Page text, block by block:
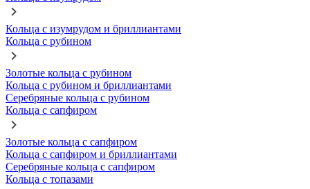
Кольца с изумрудом и бриллиантами
Кольца с рубином
Золотые кольца с рубином
Кольца с рубином и бриллиантами
Серебряные кольца с рубином
Кольца с сапфиром
Золотые кольца с сапфиром
Кольца с сапфиром и бриллиантами
Серебряные кольца с сапфиром
Кольца с топазами